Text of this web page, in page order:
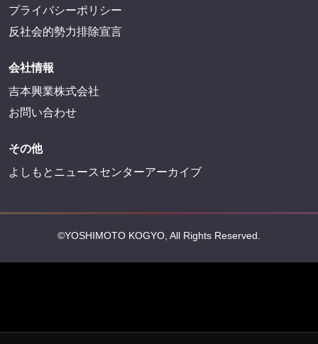
プライバシーポリシー
反社会的勢力排除宣言
会社情報
吉本興業株式会社
お問い合わせ
その他
よしもとニュースセンターアーカイブ
©YOSHIMOTO KOGYO, All Rights Reserved.